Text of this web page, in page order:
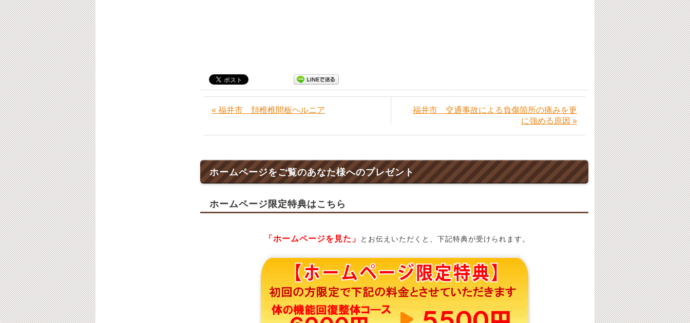
« 福井市 頚椎椎間板ヘルニア
福井市 交通事故による負傷箇所の痛みを更
に強める原因 »
ホームページをご覧のあなた様へのプレゼント
ホームページ限定特典はこちら
「ホームページを見た」 とお伝えいただくと、下記特典が受けられます。